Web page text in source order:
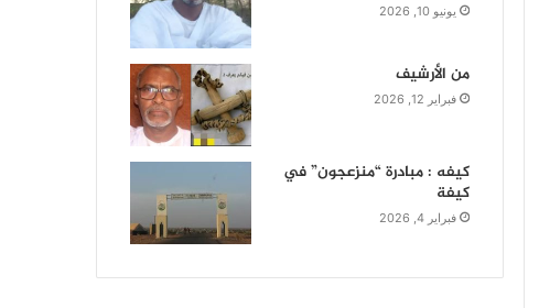
يونيو 10, 2026
من الأرشيف
فبراير 12, 2026
كيفه : مبادرة “منزعجون” في
كيفة
فبراير 4, 2026